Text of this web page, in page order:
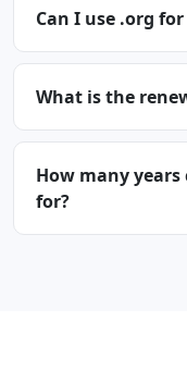
Can I use .org
What is the
How many
for?